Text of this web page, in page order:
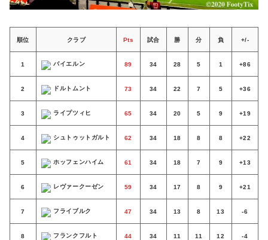
順位 クラブ Pts 試合 勝 分 負 +/-
1 バイエルン 89 34 28 5 1 +86
2 ドルトムント 73 34 22 7 5 +36
3 ライプツィヒ 65 34 20 5 9 +19
4 シュトゥットガルト 62 34 18 8 8 +22
5 ホッフェンハイム 61 34 18 7 9 +13
6 レヴァークーゼン 59 34 17 8 9 +21
7 フライブルク 47 34 13 8 13 -6
8 フランクフルト 44 34 11 11 12 -4